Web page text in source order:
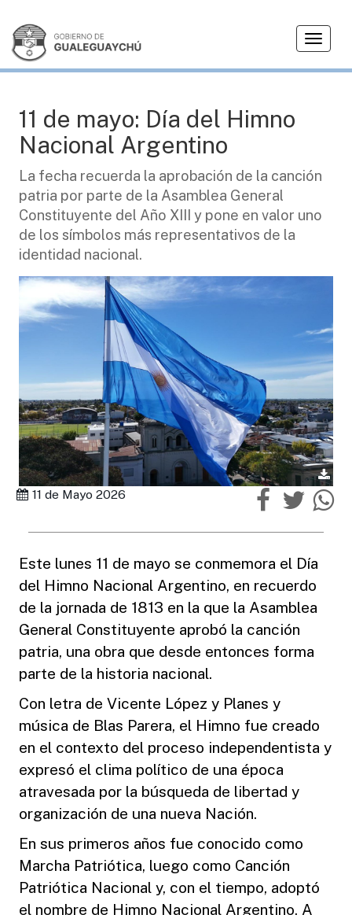
T
g
v
g
CIUDAD
11 de mayo: Día del Himno
Nacional Argentino
La fecha recuerda la aprobación de la canción
patria por parte de la Asamblea General
Constituyente del Año XIII y pone en valor uno
de los símbolos más representativos de la
identidad nacional.
11 de Mayo 2026
Este lunes 11 de mayo se conmemora el Día
del Himno Nacional Argentino, en recuerdo
de la jornada de 1813 en la que la Asamblea
General Constituyente aprobó la canción
patria, una obra que desde entonces forma
parte de la historia nacional.
Con letra de Vicente López y Planes y
música de Blas Parera, el Himno fue creado
en el contexto del proceso independentista y
expresó el clima político de una época
atravesada por la búsqueda de libertad y
organización de una nueva Nación.
En sus primeros años fue conocido como
Marcha Patriótica, luego como Canción
Patriótica Nacional y, con el tiempo, adoptó
el nombre de Himno Nacional Argentino. A